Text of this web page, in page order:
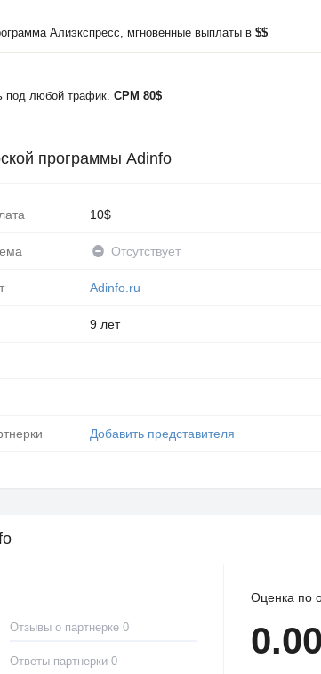
Алиэкспресс, мгновенные выплаты в $$
под любой трафик. CPM 80$
программы Adinfo
10$
Отсутствует
Adinfo.ru
9 лет
Добавить представителя
Отзывы о партнерке 0
Ответы партнерки 0
Оценка по
0.00